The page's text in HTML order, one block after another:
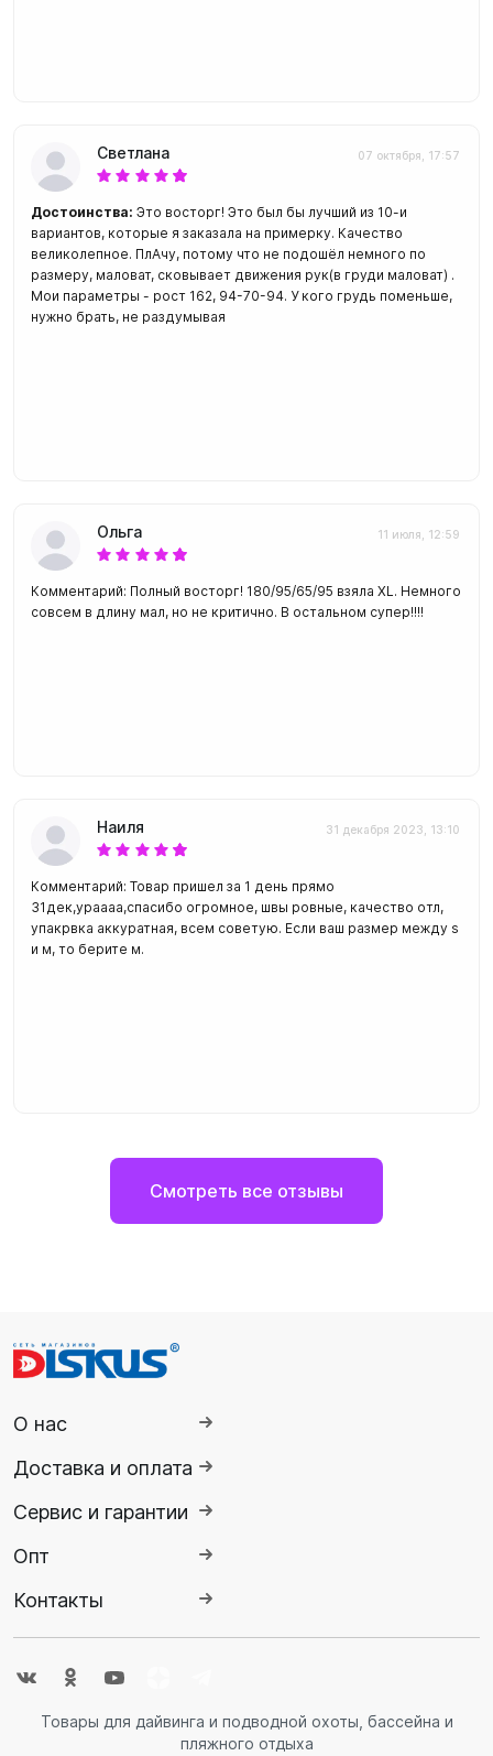
Светлана 07 октября, 17:57
Достоинства: Это восторг! Это был бы лучший из 10-и
вариантов, которые я заказала на примерку. Качество
великолепное. ПлАчу, потому что не подошёл немного по
размеру, маловат, сковывает движения рук(в груди маловат) .
Мои параметры - рост 162, 94-70-94. У кого грудь поменьше,
нужно брать, не раздумывая
Ольга 11 июля, 12:59
Комментарий: Полный восторг! 180/95/65/95 взяла XL. Немного
совсем в длину мал, но не критично. В остальном супер!!!!
Наиля 31 декабря 2023, 13:10
Комментарий: Товар пришел за 1 день прямо
31дек,ураааа,спасибо огромное, швы ровные, качество отл,
упакрвка аккуратная, всем советую. Если ваш размер между s
и м, то берите м.
Смотреть все отзывы
О нас
Доставка и оплата
Сервис и гарантии
Опт
Контакты
Товары для дайвинга и подводной охоты, бассейна и
пляжного отдыха